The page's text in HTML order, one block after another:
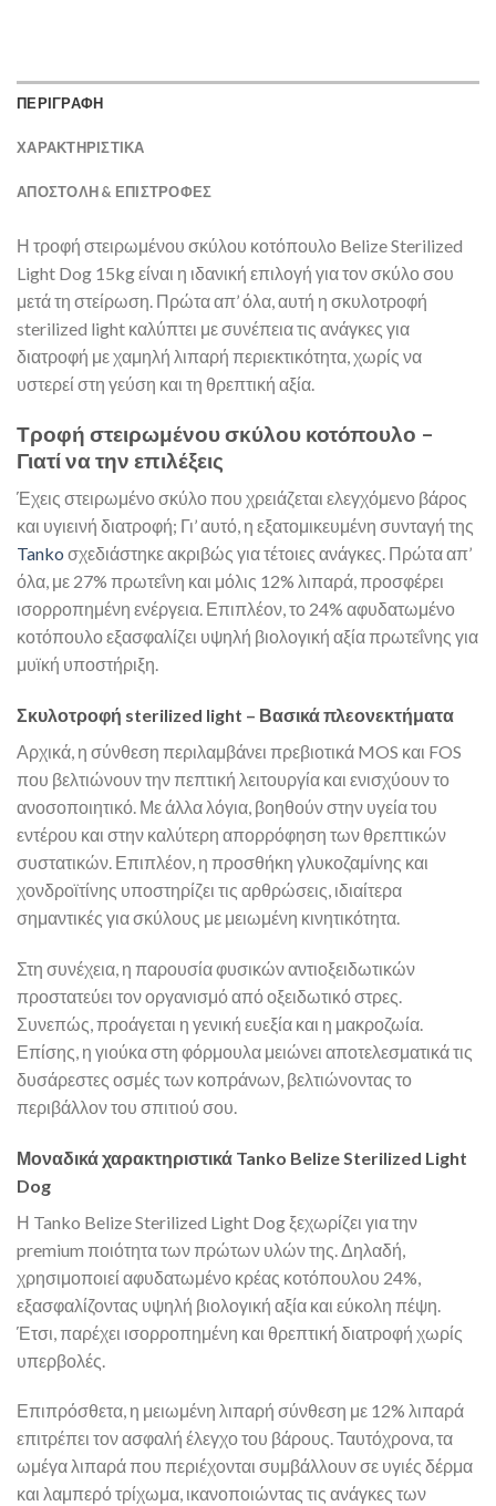
ΠΕΡΙΓΡΑΦΗ
ΧΑΡΑΚΤΗΡΙΣΤΙΚΑ
ΑΠΟΣΤΟΛΉ & ΕΠΙΣΤΡΟΦΈΣ
Η τροφή στειρωμένου σκύλου κοτόπουλο Belize Sterilized
Light Dog 15kg είναι η ιδανική επιλογή για τον σκύλο σου
μετά τη στείρωση. Πρώτα απ’ όλα, αυτή η σκυλοτροφή
sterilized light καλύπτει με συνέπεια τις ανάγκες για
διατροφή με χαμηλή λιπαρή περιεκτικότητα, χωρίς να
υστερεί στη γεύση και τη θρεπτική αξία.
Τροφή στειρωμένου σκύλου κοτόπουλο –
Γιατί να την επιλέξεις
Έχεις στειρωμένο σκύλο που χρειάζεται ελεγχόμενο βάρος
και υγιεινή διατροφή; Γι’ αυτό, η εξατομικευμένη συνταγή της
Tanko σχεδιάστηκε ακριβώς για τέτοιες ανάγκες. Πρώτα απ’
όλα, με 27% πρωτεΐνη και μόλις 12% λιπαρά, προσφέρει
ισορροπημένη ενέργεια. Επιπλέον, το 24% αφυδατωμένο
κοτόπουλο εξασφαλίζει υψηλή βιολογική αξία πρωτεΐνης για
μυϊκή υποστήριξη.
Σκυλοτροφή sterilized light – Βασικά πλεονεκτήματα
Αρχικά, η σύνθεση περιλαμβάνει πρεβιοτικά MOS και FOS
που βελτιώνουν την πεπτική λειτουργία και ενισχύουν το
ανοσοποιητικό. Με άλλα λόγια, βοηθούν στην υγεία του
εντέρου και στην καλύτερη απορρόφηση των θρεπτικών
συστατικών. Επιπλέον, η προσθήκη γλυκοζαμίνης και
χονδροϊτίνης υποστηρίζει τις αρθρώσεις, ιδιαίτερα
σημαντικές για σκύλους με μειωμένη κινητικότητα.
Στη συνέχεια, η παρουσία φυσικών αντιοξειδωτικών
προστατεύει τον οργανισμό από οξειδωτικό στρες.
Συνεπώς, προάγεται η γενική ευεξία και η μακροζωία.
Επίσης, η γιούκα στη φόρμουλα μειώνει αποτελεσματικά τις
δυσάρεστες οσμές των κοπράνων, βελτιώνοντας το
περιβάλλον του σπιτιού σου.
Μοναδικά χαρακτηριστικά Tanko Belize Sterilized Light
Dog
Η Tanko Belize Sterilized Light Dog ξεχωρίζει για την
premium ποιότητα των πρώτων υλών της. Δηλαδή,
χρησιμοποιεί αφυδατωμένο κρέας κοτόπουλου 24%,
εξασφαλίζοντας υψηλή βιολογική αξία και εύκολη πέψη.
Έτσι, παρέχει ισορροπημένη και θρεπτική διατροφή χωρίς
υπερβολές.
Επιπρόσθετα, η μειωμένη λιπαρή σύνθεση με 12% λιπαρά
επιτρέπει τον ασφαλή έλεγχο του βάρους. Ταυτόχρονα, τα
ωμέγα λιπαρά που περιέχονται συμβάλλουν σε υγιές δέρμα
και λαμπερό τρίχωμα, ικανοποιώντας τις ανάγκες των